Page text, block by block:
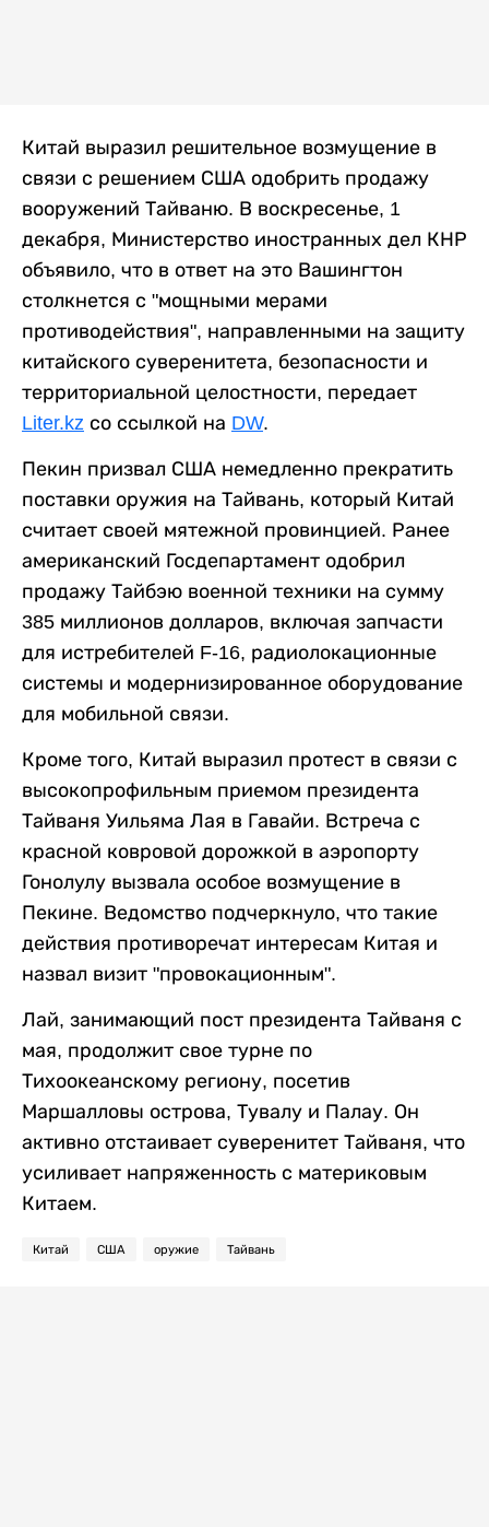
Китай выразил решительное возмущение в
связи с решением США одобрить продажу
вооружений Тайваню. В воскресенье, 1
декабря, Министерство иностранных дел КНР
объявило, что в ответ на это Вашингтон
столкнется с "мощными мерами
противодействия", направленными на защиту
китайского суверенитета, безопасности и
территориальной целостности, передает
Liter.kz со ссылкой на DW.
Пекин призвал США немедленно прекратить
поставки оружия на Тайвань, который Китай
считает своей мятежной провинцией. Ранее
американский Госдепартамент одобрил
продажу Тайбэю военной техники на сумму
385 миллионов долларов, включая запчасти
для истребителей F-16, радиолокационные
системы и модернизированное оборудование
для мобильной связи.
Кроме того, Китай выразил протест в связи с
высокопрофильным приемом президента
Тайваня Уильяма Лая в Гавайи. Встреча с
красной ковровой дорожкой в аэропорту
Гонолулу вызвала особое возмущение в
Пекине. Ведомство подчеркнуло, что такие
действия противоречат интересам Китая и
назвал визит "провокационным".
Лай, занимающий пост президента Тайваня с
мая, продолжит свое турне по
Тихоокеанскому региону, посетив
Маршалловы острова, Тувалу и Палау. Он
активно отстаивает суверенитет Тайваня, что
усиливает напряженность с материковым
Китаем.
Китай США оружие Тайвань